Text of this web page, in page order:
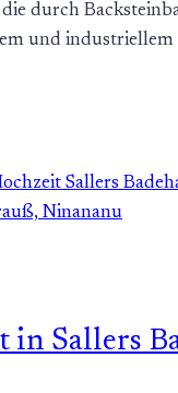
durch
und
in Sallers